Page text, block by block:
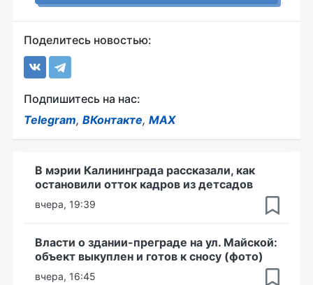
Поделитесь новостью:
Подпишитесь на нас:
Telegram, ВКонтакте, MAX
В мэрии Калининграда рассказали, как
остановили отток кадров из детсадов
вчера, 19:39
Власти о здании-преграде на ул. Майской:
объект выкуплен и готов к сносу (фото)
вчера, 16:45